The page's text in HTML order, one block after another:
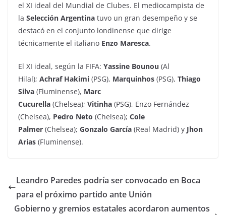
el XI ideal del Mundial de Clubes. El mediocampista de
la Selección Argentina tuvo un gran desempeño y se
destacó en el conjunto londinense que dirige
técnicamente el italiano Enzo Maresca.
El XI ideal, según la FIFA: Yassine Bounou (Al
Hilal); Achraf Hakimi (PSG), Marquinhos (PSG), Thiago
Silva (Fluminense), Marc
Cucurella (Chelsea); Vitinha (PSG), Enzo Fernández
(Chelsea), Pedro Neto (Chelsea); Cole
Palmer (Chelsea); Gonzalo García (Real Madrid) y Jhon
Arias (Fluminense).
Leandro Paredes podría ser convocado en Boca
para el próximo partido ante Unión
Gobierno y gremios estatales acordaron aumentos